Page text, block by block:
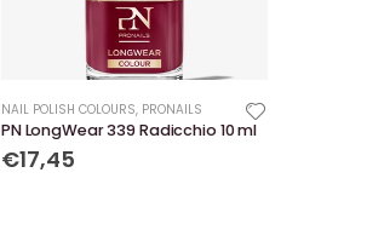
NAIL POLISH COLOURS, PRONAILS
PN LongWear 339 Radicchio 10 ml
€17,45